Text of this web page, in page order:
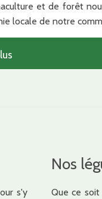
et de forêt
locale de notre
s'y
Nos
Que ce